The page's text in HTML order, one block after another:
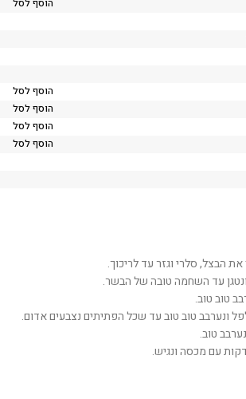
הוסף לסל
הוסף לסל
הוסף לסל
הוסף לסל
הוסף לסל